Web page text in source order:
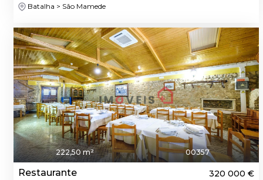
Batalha > São Mamede
222,50 m² 00357
Restaurante 320 000 €